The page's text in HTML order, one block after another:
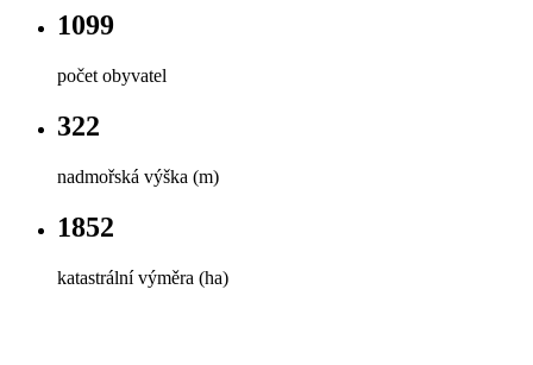
1099
počet obyvatel
322
nadmořská výška (m)
1852
katastrální výměra (ha)